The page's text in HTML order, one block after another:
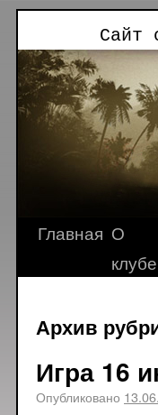
Сайт
Главная О
клубе
Архив
Игра 16
Опубликовано